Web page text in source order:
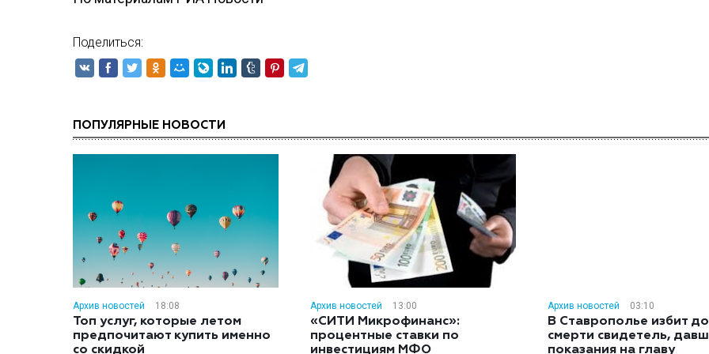
Поделиться:
ПОПУЛЯРНЫЕ НОВОСТИ
Архив новостей 18:08
Топ услуг, которые летом
предпочитают купить именно
со скидкой
Архив новостей 13:00
«СИТИ Микрофинанс»:
процентные ставки по
инвестициям МФО
Архив новостей 03:10
В Ставрополье избит до
смерти свидетель,
показания на главу